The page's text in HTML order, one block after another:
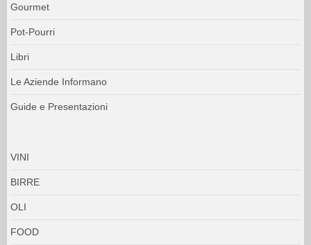
Gourmet
Pot-Pourri
Libri
Le Aziende Informano
Guide e Presentazioni
VINI
BIRRE
OLI
FOOD